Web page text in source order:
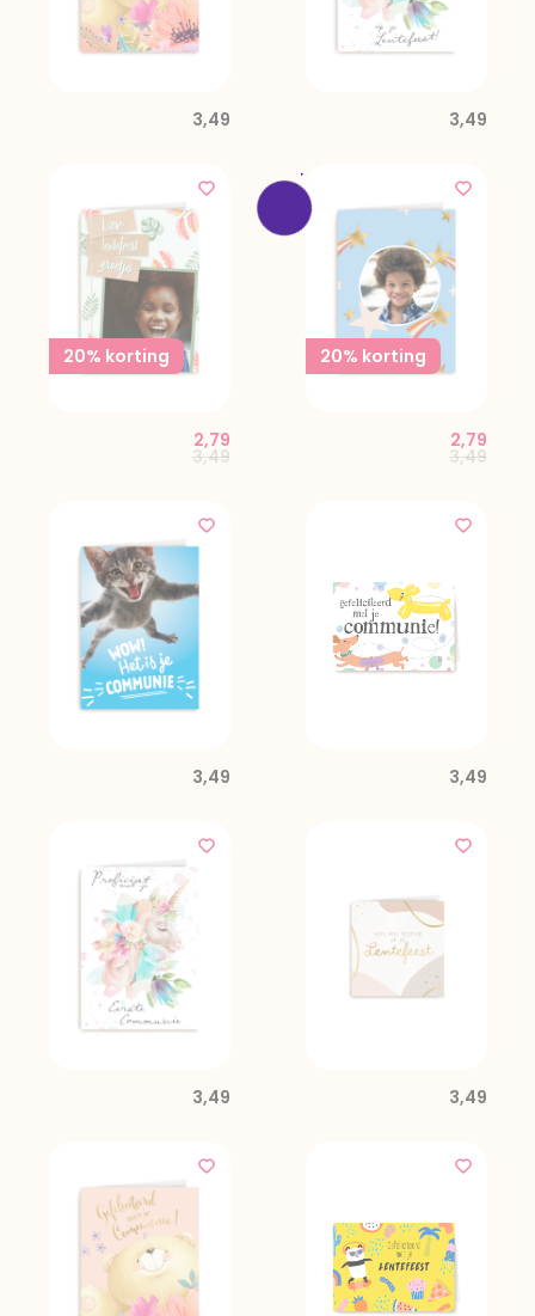
3,49 3,49
20% korting
Price reduced from
3,49to
2,79
20% korting
Price
3,49to
2,79
3,49 3,49
3,49 3,49